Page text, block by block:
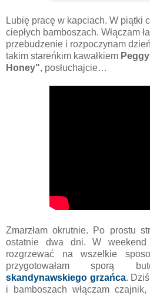
Lubię pracę w kapciach. W piątki
ciepłych bamboszach. Włączam
przebudzenie i rozpoczynam
takim stareńkim kawałkiem
Honey", posłuchajcie…
Zmarzłam okrutnie. Po prostu
ostatnie dwa dni. W
rozgrzewać na wszelkie
przygotowałam sporą
skandynawskiego grzańca.
i bamboszach włączam